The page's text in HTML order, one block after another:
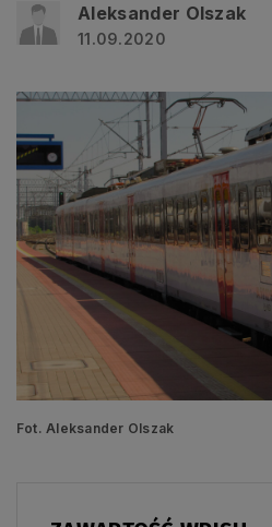
Aleksander Olszak
11.09.2020
Fot. Aleksander Olszak